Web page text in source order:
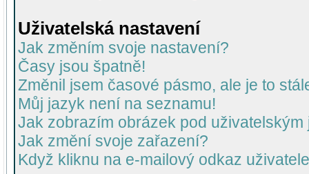
Uživatelská nastavení
Jak změním svoje nastavení?
Časy jsou špatně!
Změnil jsem časové pásmo, ale je to
Můj jazyk není na seznamu!
Jak zobrazím obrázek pod uživatelským
Jak změní svoje zařazení?
Když kliknu na e-mailový odkaz